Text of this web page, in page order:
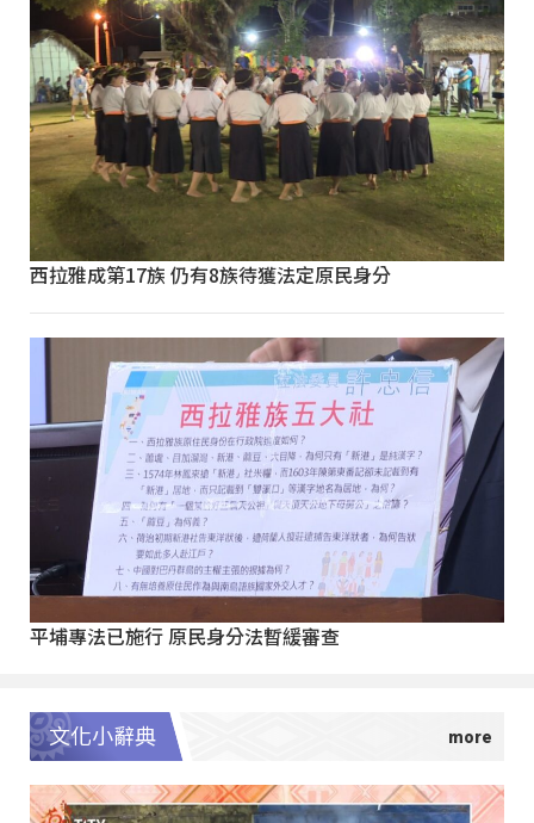
西拉雅成第17族 仍有8族待獲法定原民身分
平埔專法已施行 原民身分法暫緩審查
文化小辭典